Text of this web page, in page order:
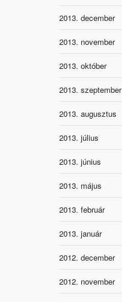
2013. december
2013. november
2013. október
2013. szeptember
2013. augusztus
2013. július
2013. június
2013. május
2013. február
2013. január
2012. december
2012. november